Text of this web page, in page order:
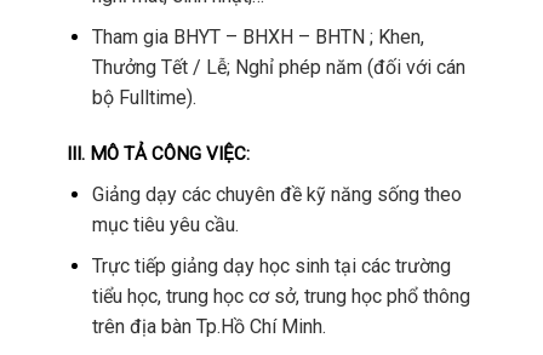
Tham gia BHYT – BHXH – BHTN ; Khen,
Thưởng Tết / Lễ; Nghỉ phép năm (đối với cán
bộ Fulltime).
III. MÔ TẢ CÔNG VIỆC:
Giảng dạy các chuyên đề kỹ năng sống theo
mục tiêu yêu cầu.
Trực tiếp giảng dạy học sinh tại các trường
tiểu học, trung học cơ sở, trung học phổ thông
trên địa bàn Tp.Hồ Chí Minh.